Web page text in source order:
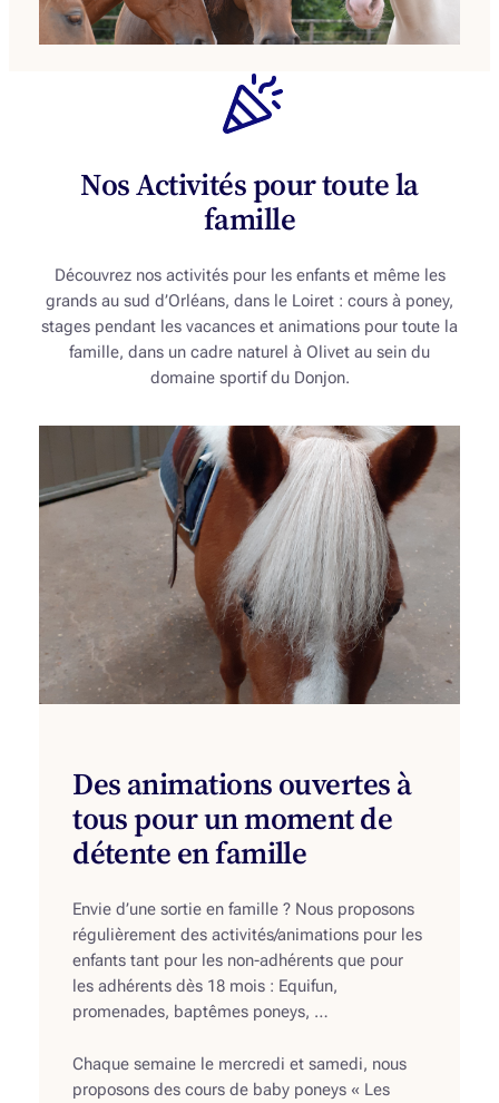
Nos Activités pour toute la
famille
Découvrez nos activités pour les enfants et même les
grands au sud d’Orléans, dans le Loiret : cours à poney,
stages pendant les vacances et animations pour toute la
famille, dans un cadre naturel à Olivet au sein du
domaine sportif du Donjon.
Des animations ouvertes à
tous pour un moment de
détente en famille
Envie d’une sortie en famille ? Nous proposons
régulièrement des activités/animations pour les
enfants tant pour les non-adhérents que pour
les adhérents dès 18 mois : Equifun,
promenades, baptêmes poneys, …
Chaque semaine le mercredi et samedi, nous
proposons des cours de baby poneys « Les